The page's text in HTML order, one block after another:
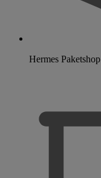
Hermes Paketshop